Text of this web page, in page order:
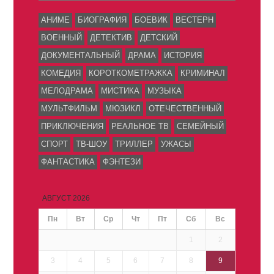
АНИМЕ БИОГРАФИЯ БОЕВИК
ВЕСТЕРН
ВОЕННЫЙ
ДЕТЕКТИВ
ДЕТСКИЙ
ДОКУМЕНТАЛЬНЫЙ
ДРАМА
ИСТОРИЯ
КОМЕДИЯ
КОРОТКОМЕТРАЖКА
КРИМИНАЛ
МЕЛОДРАМА
МИСТИКА
МУЗЫКА
МУЛЬТФИЛЬМ
МЮЗИКЛ
ОТЕЧЕСТВЕННЫЙ
ПРИКЛЮЧЕНИЯ
РЕАЛЬНОЕ ТВ
СЕМЕЙНЫЙ
СПОРТ
ТВ-ШОУ ТРИЛЛЕР
УЖАСЫ
ФАНТАСТИКА
ФЭНТЕЗИ
АВГУСТ 2026
Пн Вт Ср Чт Пт Сб Вс
1 2
3 4 5 6 7 8 9